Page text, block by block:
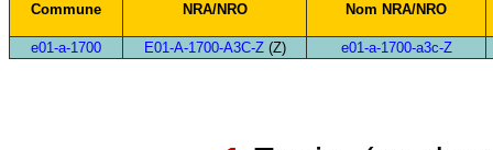
Commune NRA/NRO Nom NRA/NRO
e01-a-1700 E01-A-1700-A3C-Z(Z) e01-a-1700-a3c-Z